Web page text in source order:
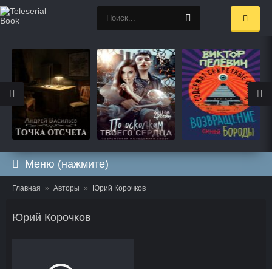
Меню (нажмите)
Главная Авторы Юрий Корочков
Юрий Корочков